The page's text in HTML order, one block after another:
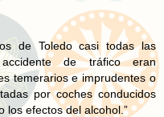
de Toledo casi todas las
de tráfico eran
temerarios e imprudentes o
por coches conducidos
los efectos del alcohol.”